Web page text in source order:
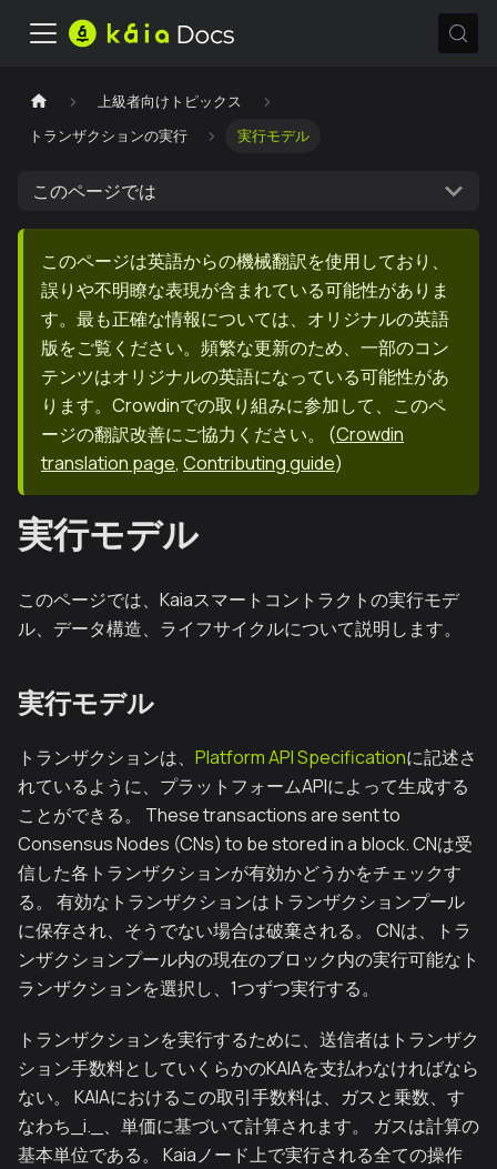
上級者向けトピックス
トランザクションの実行
実行モデル
このページでは
このページは英語からの機械翻訳を使用しており、
誤りや不明瞭な表現が含まれている可能性がありま
す。最も正確な情報については、オリジナルの英語
版をご覧ください。頻繁な更新のため、一部のコン
テンツはオリジナルの英語になっている可能性があ
ります。Crowdinでの取り組みに参加して、このペ
ージの翻訳改善にご協力ください。
(Crowdin
translation page, Contributing guide)
実行モデル
このページでは、Kaiaスマートコントラクトの実行モデ
ル、データ構造、ライフサイクルについて説明します。
実行モデル
トランザクションは、 Platform API Specificationに記述さ
れているように、プラットフォームAPIによって生成する
ことができる。 These transactions are sent to
Consensus Nodes (CNs) to be stored in a block. CNは受
信した各トランザクションが有効かどうかをチェックす
る。 有効なトランザクションはトランザクションプール
に保存され、そうでない場合は破棄される。 CNは、トラ
ンザクションプール内の現在のブロック内の実行可能なト
ランザクションを選択し、1つずつ実行する。
トランザクションを実行するために、送信者はトランザク
ション手数料としていくらかのKAIAを支払わなければなら
ない。 KAIAにおけるこの取引手数料は、ガスと乗数、す
なわち_i._、単価に基づいて計算されます。 ガスは計算の
基本単位である。 Kaiaノード上で実行される全ての操作